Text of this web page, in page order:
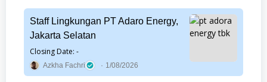
Staff Lingkungan PT Adaro Energy,
Jakarta Selatan
Closing Date: -
Azkha Fachri 1/08/2026